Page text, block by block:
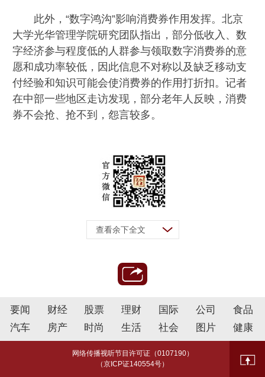
此外，“数字鸿沟”影响消费券作用发挥。北京
大学光华管理学院研究团队指出，部分低收入、数
字经济参与程度低的人群参与领取数字消费券的意
愿和成功率较低，因此信息不对称以及缺乏移动支
付经验和知识可能会使消费券的作用打折扣。记者
在中部一些地区走访发现，部分老年人反映，消费
券不会抢、抢不到，怨言较多。
查看余下全文
要闻 财经 股票 理财 国际 公司
食品
汽车
房产 时尚 生活 社会 图片 健康
网络传播视听节目许可证（0107190）
（京ICP证140554号）